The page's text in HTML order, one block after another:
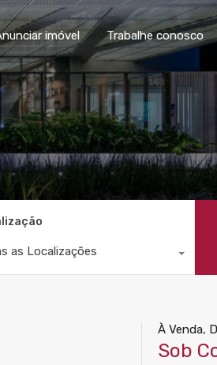
Sobre nós Imóveis Anunciar
imóvel Trabalhe conosco
as Localizações
À Venda,
Sob